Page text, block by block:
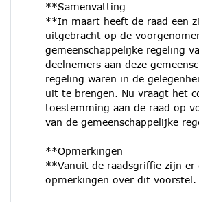
**Samenvatting
**In maart heeft de raad een
uitgebracht op de
gemeenschappelijke regeling
deelnemers aan deze
regeling waren in de
uit te brengen. Nu vraagt het
toestemming aan de raad op
van de gemeenschappelijke
**Opmerkingen
**Vanuit de raadsgriffie zijn er
opmerkingen over dit voorstel.